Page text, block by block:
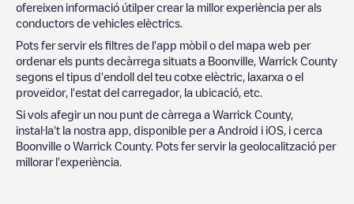
ofereixen informació útilper crear la millor experiència per als
conductors de vehicles elèctrics.
Pots fer servir els filtres de l'app mòbil o del mapa web per
ordenar els punts decàrrega situats a Boonville Warrick County
segons el tipus d'endoll del teu cotxe elèctric, laxarxa o el
proveïdor, l'estat del carregador, la ubicació, etc.
Si vols afegir un nou punt de càrrega a Warrick County,
instal·la't la nostra app, disponible per a Android i iOS, i cerca
Boonville o Warrick County. Pots fer servir la geolocalització per
millorar l'experiència.